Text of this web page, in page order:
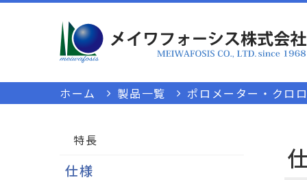
ホーム 製品一覧 ポロメーター・クロ
特長
仕様